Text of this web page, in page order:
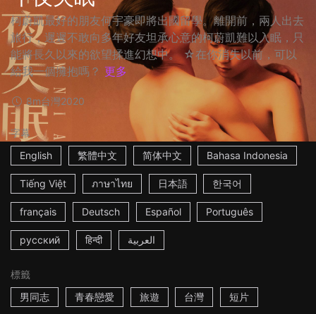
柯蔚凱最好的朋友何宇豪即將出國留學。離開前，兩人出去
旅行，遲遲不敢向多年好友坦承心意的柯蔚凱難以入眠，只
能將長久以來的欲望揉進幻想中。 ☆在你消失以前，可以
給我一個擁抱嗎？ 更多
8m台灣2020
字幕
English
繁體中文 简体中文 Bahasa Indonesia
Tiếng Việt ภาษาไทย 日本語 한국어
français Deutsch Español Português
русский हिन्दी العربية
標籤
男同志
青春戀愛 旅遊 台灣 短片